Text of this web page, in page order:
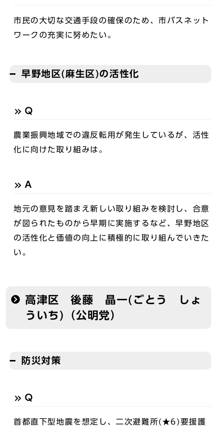
市民の大切な交通手段の確保のため、市バスネット
ワークの充実に努めたい。
早野地区(麻生区)の活性化
Q
農業振興地域での違反転用が発生しているが、活性
化に向けた取り組みは。
A
地元の意見を踏まえ新しい取り組みを検討し、合意
が図られたものから早期に実施するなど、早野地区
の活性化と価値の向上に積極的に取り組んでいきた
い。
高津区 後藤 晶一(ごとう しょ
ういち)（公明党）
防災対策
Q
首都直下型地震を想定し、二次避難所(★6)要援護